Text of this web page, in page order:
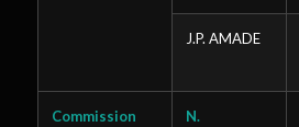
J.P. AMADE
Commission
N.